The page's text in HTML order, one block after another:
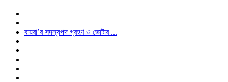
বায়রা’র সদস্যপদ গ্রহণ ও ভোটার ...